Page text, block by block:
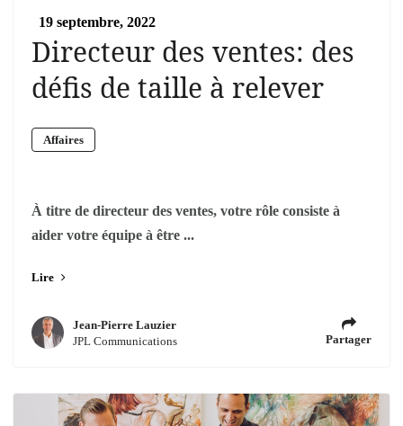
19 septembre, 2022
Directeur des ventes: des
défis de taille à relever
Affaires
À titre de directeur des ventes, votre rôle consiste à
aider votre équipe à être ...
Lire
Jean-Pierre Lauzier
JPL Communications
Partager